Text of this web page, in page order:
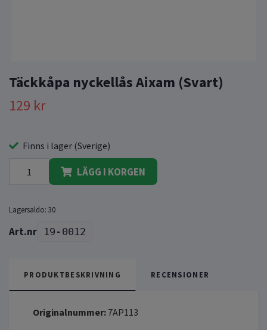
Täckkåpa nyckellås Aixam (Svart)
129 kr
Finns i lager (Sverige)
LÄGG I KORGEN
Lagersaldo: 30
19-0012
PRODUKTBESKRIVNING RECENSIONER
Originalnummer: 7AP113